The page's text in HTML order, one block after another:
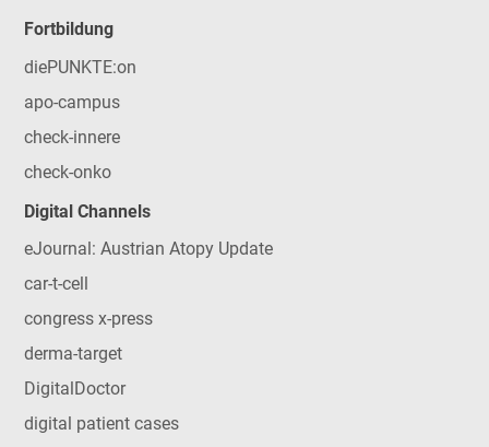
Fortbildung
diePUNKTE:on
apo-campus
check-innere
check-onko
Digital Channels
eJournal: Austrian Atopy Update
car-t-cell
congress x-press
derma-target
DigitalDoctor
digital patient cases